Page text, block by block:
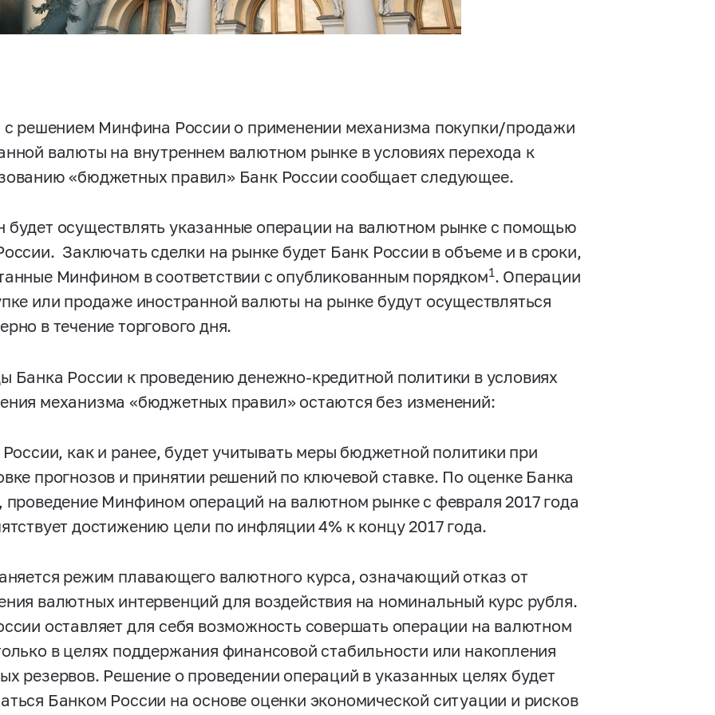
с решением Минфина России о применении механизма покупки/продажи
валюты на внутреннем валютном рынке в условиях перехода к
«бюджетных правил» Банк России сообщает следующее.
осуществлять указанные операции на валютном рынке с помощью
Заключать сделки на рынке будет Банк России в объеме и в сроки,
Минфином в соответствии с опубликованным порядком1. Операции
или продаже иностранной валюты на рынке будут осуществляться
в течение торгового дня.
Банка России к проведению денежно-кредитной политики в условиях
механизма «бюджетных правил» остаются без изменений:
как и ранее, будет учитывать меры бюджетной политики при
прогнозов и принятии решений по ключевой ставке. По оценке Банка
проведение Минфином операций на валютном рынке с февраля 2017 года
достижению цели по инфляции 4% к концу 2017 года.
режим плавающего валютного курса, означающий отказ от
валютных интервенций для воздействия на номинальный курс рубля.
оставляет для себя возможность совершать операции на валютном
в целях поддержания финансовой стабильности или накопления
резервов. Решение о проведении операций в указанных целях будет
Банком России на основе оценки экономической ситуации и рисков